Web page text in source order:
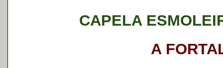
CAPELA
A